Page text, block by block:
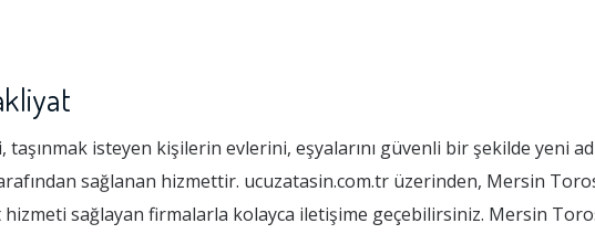
isteyen kişilerin evlerini, eşyalarını güvenli bir şekilde yeni
sağlanan hizmettir. ucuzatasin.com.tr üzerinden, Mersin
hizmeti sağlayan firmalarla kolayca iletişime geçebilirsiniz. Mersin